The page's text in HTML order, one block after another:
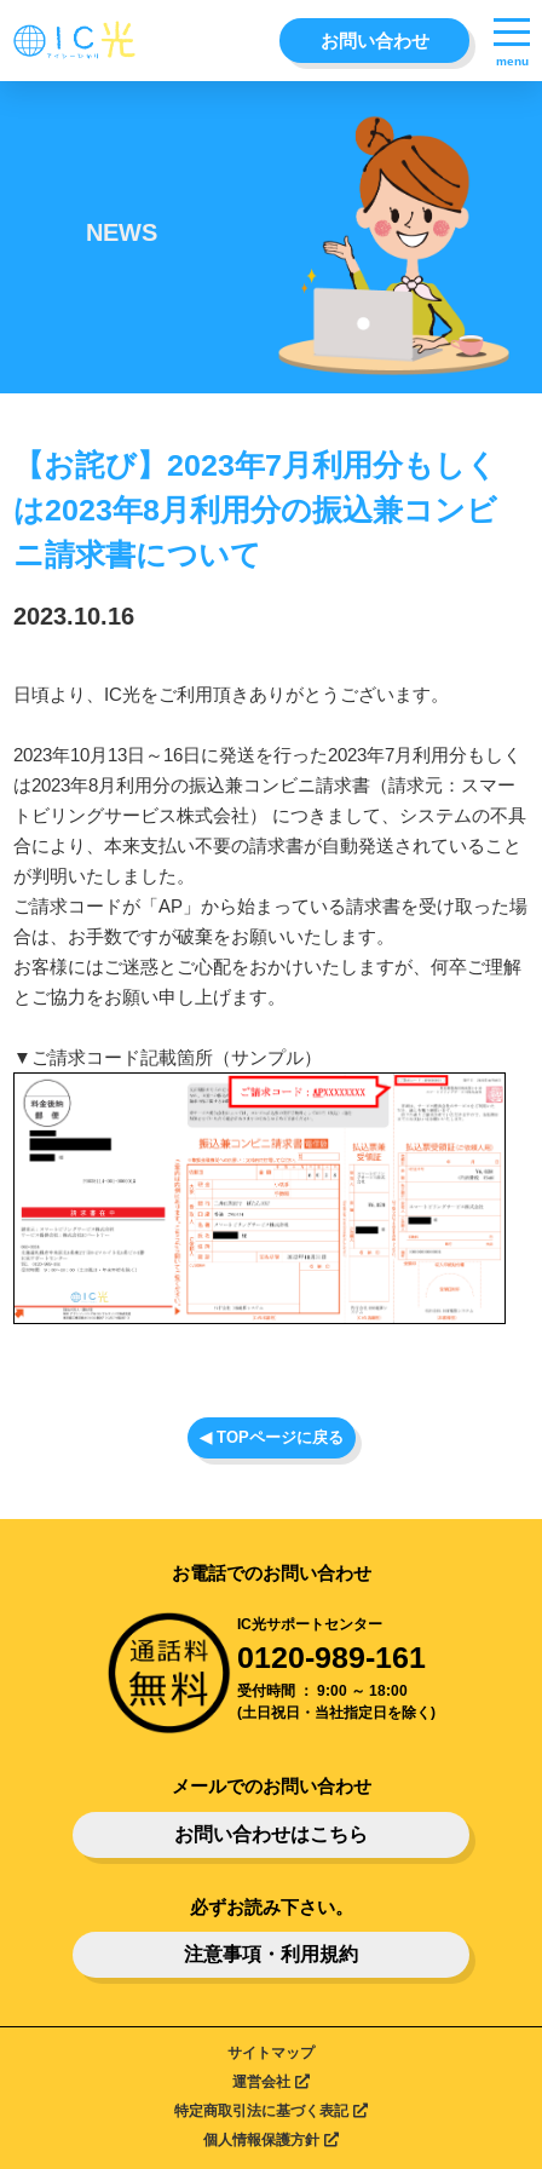
お問い合わせ
menu
NEWS
【お詫び】2023年7月利用分もしく
は2023年8月利用分の振込兼コンビ
ニ請求書について
2023.10.16
日頃より、IC光をご利用頂きありがとうございます。
2023年10月13日～16日に発送を行った2023年7月利用分もしく
は2023年8月利用分の振込兼コンビニ請求書（請求元：スマー
トビリングサービス株式会社） につきまして、システムの不具
合により、本来支払い不要の請求書が自動発送されていること
が判明いたしました。
ご請求コードが「AP」から始まっている請求書を受け取った場
合は、お手数ですが破棄をお願いいたします。
お客様にはご迷惑とご心配をおかけいたしますが、何卒ご理解
とご協力をお願い申し上げます。
▼ご請求コード記載箇所（サンプル）
◀ TOPページに戻る
お電話でのお問い合わせ
IC光サポートセンター
0120-989-161
受付時間 ： 9:00 ～ 18:00
(土日祝日・当社指定日を除く)
メールでのお問い合わせ
お問い合わせはこちら
必ずお読み下さい。
注意事項・利用規約
サイトマップ
運営会社
特定商取引法に基づく表記
個人情報保護方針